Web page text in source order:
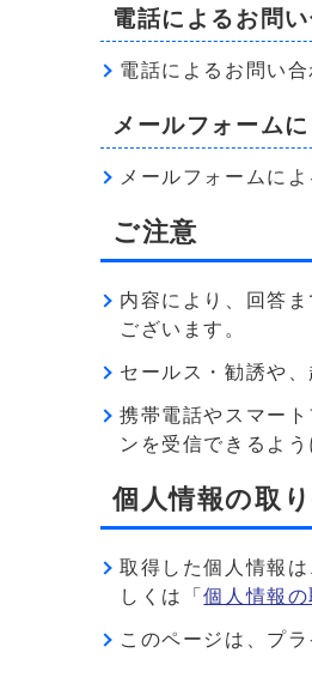
電話によるお問
電話によるお問い
メールフォーム
メールフォームに
ご注意
内容により、回答
ございます。
セールス・勧誘や
携帯電話やスマー
ンを受信できるよ
個人情報の取
取得した個人情報
しくは「個人情報の
このページは、プ